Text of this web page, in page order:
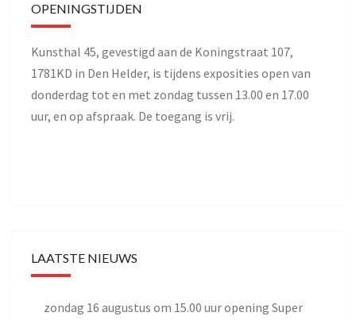
OPENINGSTIJDEN
Kunsthal 45, gevestigd aan de Koningstraat 107,
1781KD in Den Helder, is tijdens exposities open van
donderdag tot en met zondag tussen 13.00 en 17.00
uur, en op afspraak. De toegang is vrij.
LAATSTE NIEUWS
zondag 16 augustus om 15.00 uur opening Super